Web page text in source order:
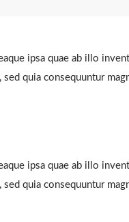
ipsa quae ab illo
quia consequuntur
ipsa quae ab illo
quia consequuntur